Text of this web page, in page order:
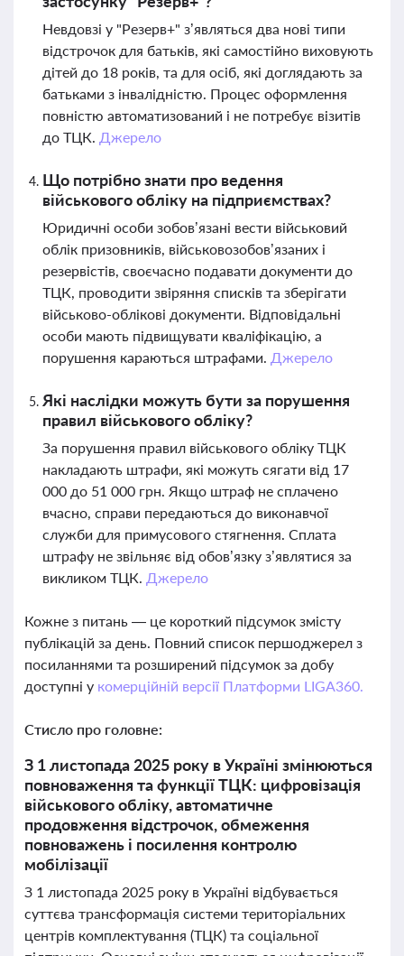
Невдовзі у "Резерв+" з’являться два нові типи
відстрочок для батьків, які самостійно виховують
дітей до 18 років, та для осіб, які доглядають за
батьками з інвалідністю. Процес оформлення
повністю автоматизований і не потребує візитів
до ТЦК. Джерело
Що потрібно знати про ведення
військового обліку на підприємствах?
Юридичні особи зобов’язані вести військовий
облік призовників, військовозобов’язаних і
резервістів, своєчасно подавати документи до
ТЦК, проводити звіряння списків та зберігати
військово-облікові документи. Відповідальні
особи мають підвищувати кваліфікацію, а
порушення караються штрафами. Джерело
Які наслідки можуть бути за порушення
правил військового обліку?
За порушення правил військового обліку ТЦК
накладають штрафи, які можуть сягати від 17
000 до 51 000 грн. Якщо штраф не сплачено
вчасно, справи передаються до виконавчої
служби для примусового стягнення. Сплата
штрафу не звільняє від обов’язку з’являтися за
викликом ТЦК. Джерело
Кожне з питань — це короткий підсумок змісту
публікацій за день. Повний список першоджерел з
посиланнями та розширений підсумок за добу
доступні у комерційній версії Платформи LIGA360.
Стисло про головне:
З 1 листопада 2025 року в Україні змінюються
повноваження та функції ТЦК: цифровізація
військового обліку, автоматичне
продовження відстрочок, обмеження
повноважень і посилення контролю
мобілізації
З 1 листопада 2025 року в Україні відбувається
суттєва трансформація системи територіальних
центрів комплектування (ТЦК) та соціальної